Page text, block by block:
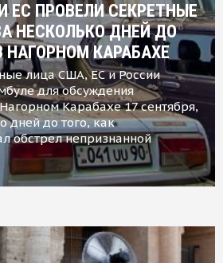
ЕС ПРОВЕЛИ СЕКРЕТНЫЕ
НЕСКОЛЬКО ДНЕЙ ДО
НАГОРНОМ КАРАБАХЕ
лица США, ЕС и России
для обсуждения
Карабахе 17 сентября,
дней до того, как
обстрел непризнанной